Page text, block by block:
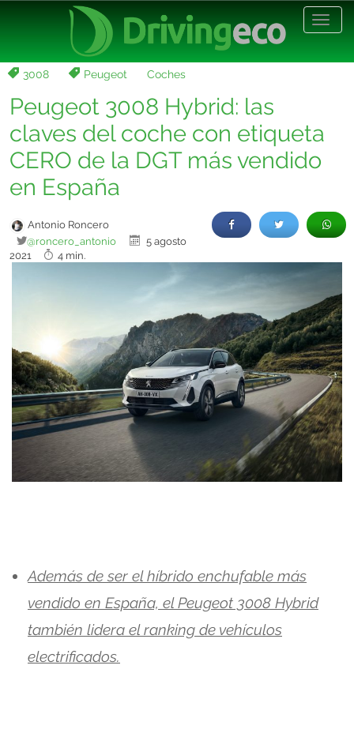
3008 Peugeot Coches
Peugeot 3008 Hybrid: las
claves del coche con etiqueta
CERO de la DGT más vendido
en España
Antonio Roncero
@roncero_antonio
5 agosto
2021
4 min.
Además de ser el híbrido enchufable más
vendido en España, el Peugeot 3008 Hybrid
también lidera el ranking de vehículos
electrificados.